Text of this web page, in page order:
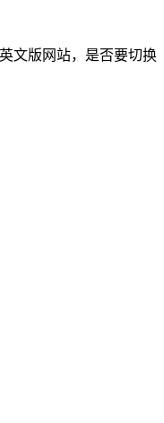
文版网站，是否要切换